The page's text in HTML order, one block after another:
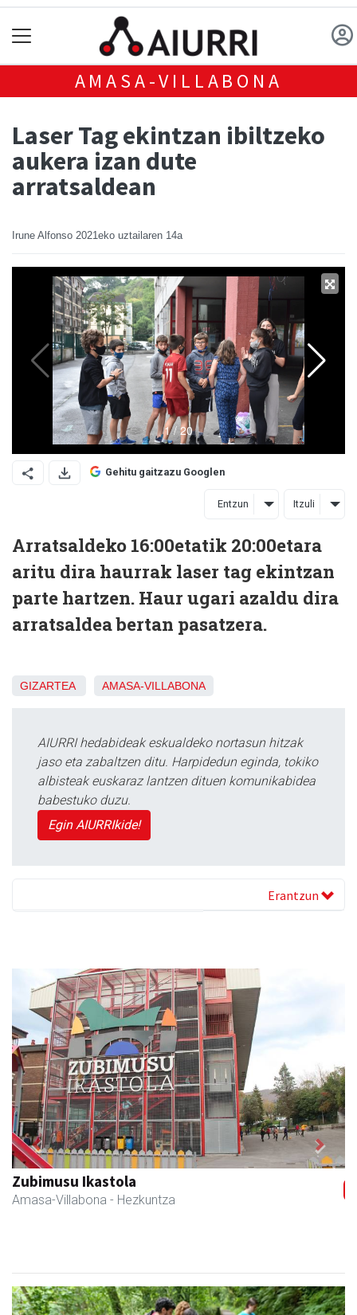
AMASA-VILLABONA
Laser Tag ekintzan ibiltzeko
aukera izan dute
arratsaldean
Irune Alfonso 2021eko uztailaren 14a
Gehitu gaitzazu Googlen
Entzun Itzuli
Arratsaldeko 16:00etatik 20:00etara
aritu dira haurrak laser tag ekintzan
parte hartzen. Haur ugari azaldu dira
arratsaldea bertan pasatzera.
GIZARTEA AMASA-VILLABONA
AIURRI hedabideak eskualdeko nortasun hitzak
jaso eta zabaltzen ditu. Harpidedun eginda, tokiko
albisteak euskaraz lantzen dituen komunikabidea
babestuko duzu.
Egin AIURRIkide!
Erantzun
Sahatsa belar-denda eta dietetika zentrua
Amasa-Villabona - Belar-denda
Previous Next